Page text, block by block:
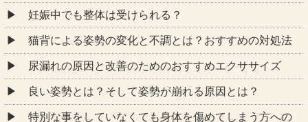
妊娠中でも整体は受けられる？
猫背による姿勢の変化と不調とは？おすすめの対処法
尿漏れの原因と改善のためのおすすめエクササイズ
良い姿勢とは？そして姿勢が崩れる原因とは？
特別な事をしていなくても身体を傷めてしまう方への